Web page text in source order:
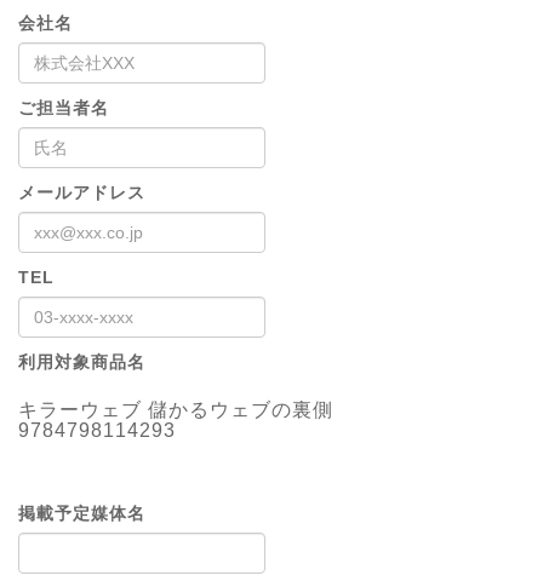
会社名
ご担当者名
メールアドレス
TEL
利用対象商品名
キラーウェブ 儲かるウェブの裏側
9784798114293
掲載予定媒体名